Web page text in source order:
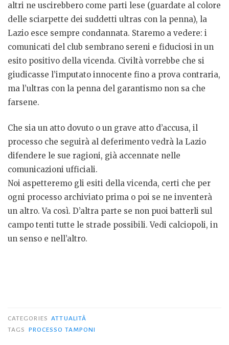
altri ne uscirebbero come parti lese (guardate al colore
delle sciarpette dei suddetti ultras con la penna), la
Lazio esce sempre condannata. Staremo a vedere: i
comunicati del club sembrano sereni e fiduciosi in un
esito positivo della vicenda. Civiltà vorrebbe che si
giudicasse l’imputato innocente fino a prova contraria,
ma l’ultras con la penna del garantismo non sa che
farsene.
Che sia un atto dovuto o un grave atto d’accusa, il
processo che seguirà al deferimento vedrà la Lazio
difendere le sue ragioni, già accennate nelle
comunicazioni ufficiali.
Noi aspetteremo gli esiti della vicenda, certi che per
ogni processo archiviato prima o poi se ne inventerà
un altro. Va così. D’altra parte se non puoi batterli sul
campo tenti tutte le strade possibili. Vedi calciopoli, in
un senso e nell’altro.
CATEGORIES ATTUALITÀ
TAGS
PROCESSO TAMPONI